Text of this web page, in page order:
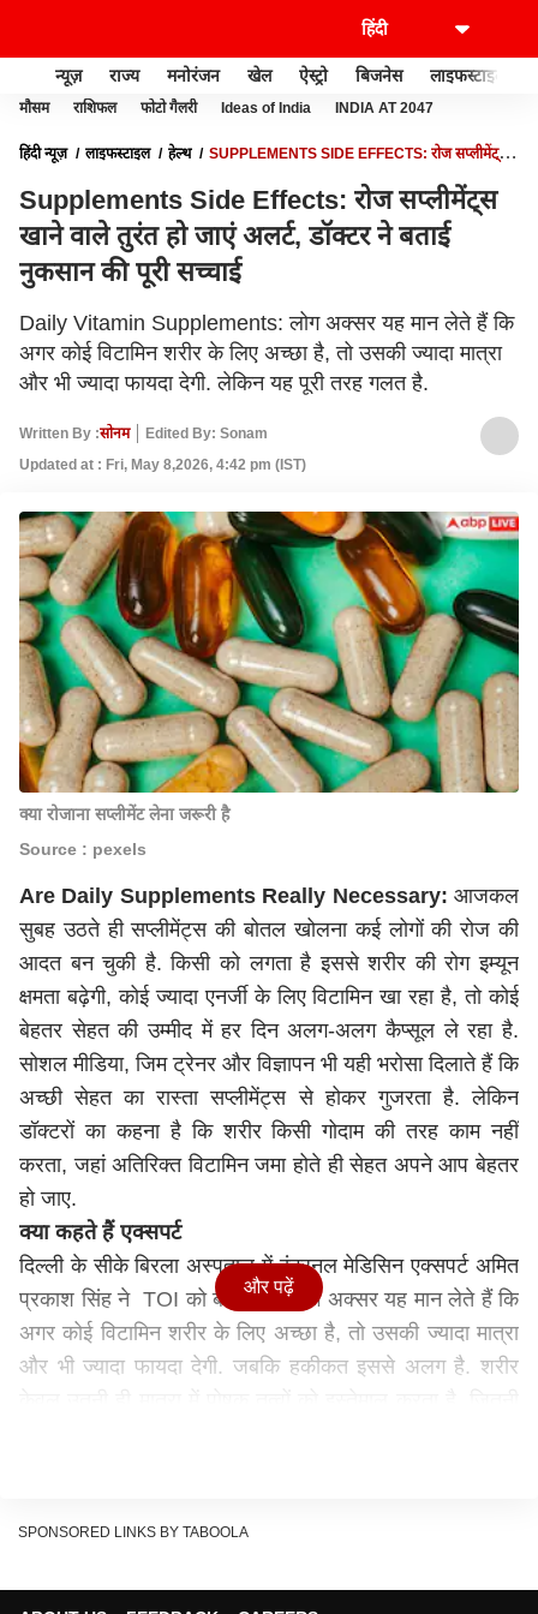
न्यूज़ राज्य मनोरंजन खेल ऐस्ट्रो बिजनेस लाइफस्टाइल
मौसम राशिफल फोटो गैलरी Ideas of India INDIA AT 2047
हिंदी न्यूज़ लाइफस्टाइल हेल्थ
SUPPLEMENTS SIDE EFFECTS: रोज सप्लीमेंट्स
Supplements Side Effects: रोज सप्लीमेंट्स
खाने वाले तुरंत हो जाएं अलर्ट, डॉक्टर ने बताई
नुकसान की पूरी सच्चाई
Daily Vitamin Supplements: लोग अक्सर यह मान लेते हैं कि
अगर कोई विटामिन शरीर के लिए अच्छा है, तो उसकी ज्यादा मात्रा
और भी ज्यादा फायदा देगी. लेकिन यह पूरी तरह गलत है.
Written By :सोनम
Edited By: Sonam
Updated at : Fri, May 8,2026, 4:42 pm (IST)
क्या रोजाना सप्लीमेंट लेना जरूरी है
Source : pexels
Are Daily Supplements Really Necessary: आजकल
सुबह उठते ही सप्लीमेंट्स की बोतल खोलना कई लोगों की रोज की
आदत बन चुकी है. किसी को लगता है इससे शरीर की रोग इम्यून
क्षमता बढ़ेगी, कोई ज्यादा एनर्जी के लिए विटामिन खा रहा है, तो कोई
बेहतर सेहत की उम्मीद में हर दिन अलग-अलग कैप्सूल ले रहा है.
सोशल मीडिया, जिम ट्रेनर और विज्ञापन भी यही भरोसा दिलाते हैं कि
अच्छी सेहत का रास्ता सप्लीमेंट्स से होकर गुजरता है. लेकिन
डॉक्टरों का कहना है कि शरीर किसी गोदाम की तरह काम नहीं
करता, जहां अतिरिक्त विटामिन जमा होते ही सेहत अपने आप बेहतर
हो जाए.
क्या कहते हैं एक्सपर्ट
दिल्ली के सीके बिरला अस्पताल में इंटरनल मेडिसिन एक्सपर्ट अमित
प्रकाश सिंह ने TOI को बताया कि लोग अक्सर यह मान लेते हैं कि
अगर कोई विटामिन शरीर के लिए अच्छा है, तो उसकी ज्यादा मात्रा
और भी ज्यादा फायदा देगी. जबकि हकीकत इससे अलग है. शरीर
ज्यादा सेवन कई बार नुकसानदायक
और पढ़ें
SPONSORED LINKS BY TABOOLA